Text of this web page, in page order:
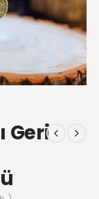
Geri